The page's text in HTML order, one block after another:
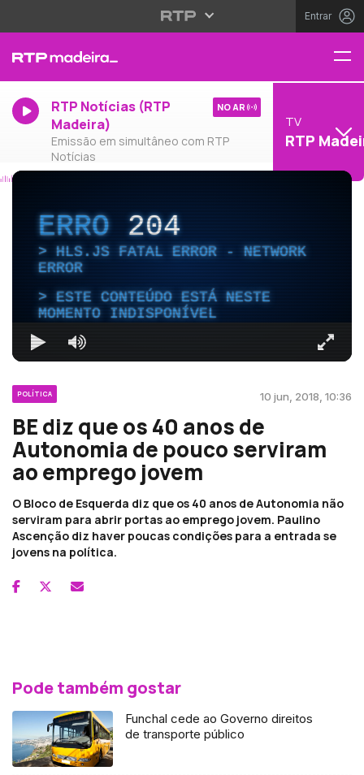
Entrar
RTP Notícias (RTP
Madeira)
Emissão em simultâneo com RTP
Notícias
NO AR
TV
RTP
ERRO204
HLS.JS FATAL ERROR - NETWORK
ERROR
ESTE CONTEÚDO ESTÁ NESTE
MOMENTO INDISPONÍVEL
POLÍTICA 10 jun, 2018, 10:36
BE diz que os 40 anos de
Autonomia de pouco serviram
ao emprego jovem
O Bloco de Esquerda diz que os 40 anos de Autonomia não
serviram para abrir portas ao emprego jovem. Paulino
Ascenção diz haver poucas condições para a entrada se
jovens na política.
Pode também gostar
Funchal cede ao Governo direitos
de transporte público